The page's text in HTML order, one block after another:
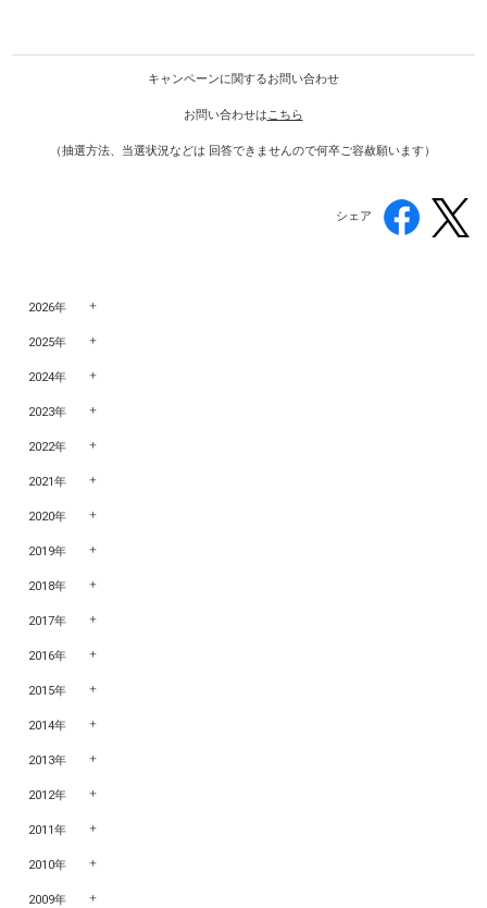
キャンペーンに関するお問い合わせ
お問い合わせはこちら
（抽選方法、当選状況などは 回答できませんので何卒ご容赦願います）
シェア
2026年
2025年
2024年
2023年
2022年
2021年
2020年
2019年
2018年
2017年
2016年
2015年
2014年
2013年
2012年
2011年
2010年
2009年